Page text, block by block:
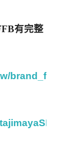
FB有完整